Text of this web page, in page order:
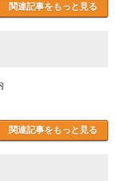
関連記事をもっと見る
関連記事をもっと見る